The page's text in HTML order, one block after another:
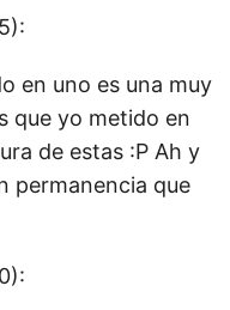
en uno es una muy
que yo metido en
de estas :P Ah y
permanencia que